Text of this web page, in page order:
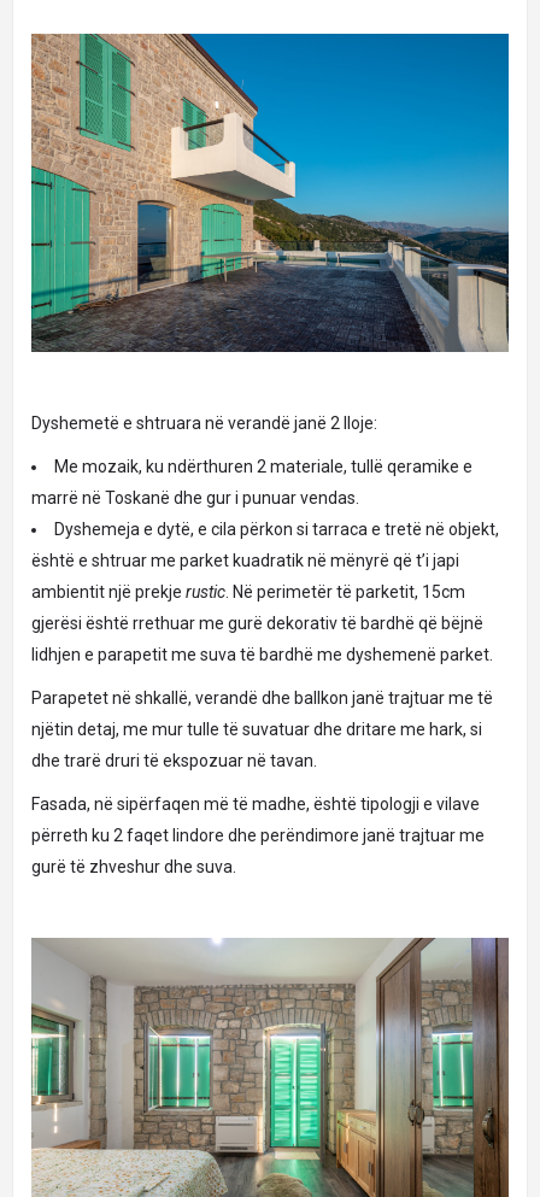
Dyshemetë e shtruara në verandë janë 2 lloje:
Me mozaik, ku ndërthuren 2 materiale, tullë qeramike e
marrë në Toskanë dhe gur i punuar vendas.
Dyshemeja e dytë, e cila përkon si tarraca e tretë në objekt,
është e shtruar me parket kuadratik në mënyrë që t’i japi
ambientit një prekje rustic . Në perimetër të parketit, 15cm
gjerësi është rrethuar me gurë dekorativ të bardhë që bëjnë
lidhjen e parapetit me suva të bardhë me dyshemenë parket.
Parapetet në shkallë, verandë dhe ballkon janë trajtuar me të
njëtin detaj, me mur tulle të suvatuar dhe dritare me hark, si
dhe trarë druri të ekspozuar në tavan.
Fasada, në sipërfaqen më të madhe, është tipologji e vilave
përreth ku 2 faqet lindore dhe perëndimore janë trajtuar me
gurë të zhveshur dhe suva.